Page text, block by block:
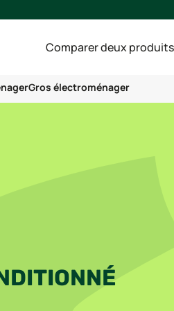
Comparer deux produits
Gros électroménager